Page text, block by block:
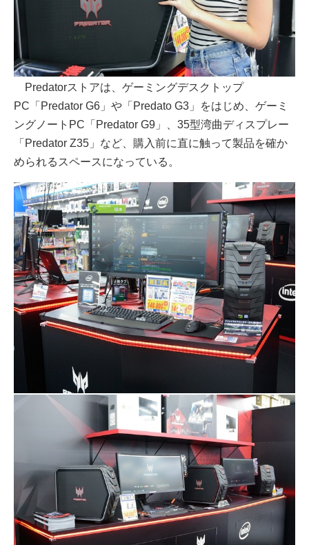
Predatorストアは、ゲーミングデスクトップ
PC「Predator G6」や「Predato G3」をはじめ、ゲーミ
ングノートPC「Predator G9」、35型湾曲ディスプレー
「Predator Z35」など、購入前に直に触って製品を確か
められるスペースになっている。